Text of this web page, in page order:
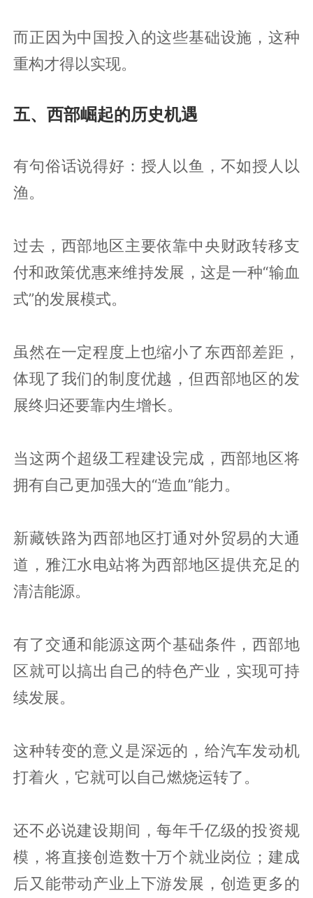
而正因为中国投入的这些基础设施，这种
重构才得以实现。
五、西部崛起的历史机遇
有句俗话说得好：授人以鱼，不如授人以
渔。
过去，西部地区主要依靠中央财政转移支
付和政策优惠来维持发展，这是一种“输血
式”的发展模式。
虽然在一定程度上也缩小了东西部差距，
体现了我们的制度优越，但西部地区的发
展终归还要靠内生增长。
当这两个超级工程建设完成，西部地区将
拥有自己更加强大的“造血”能力。
新藏铁路为西部地区打通对外贸易的大通
道，雅江水电站将为西部地区提供充足的
清洁能源。
有了交通和能源这两个基础条件，西部地
区就可以搞出自己的特色产业，实现可持
续发展。
这种转变的意义是深远的，给汽车发动机
打着火，它就可以自己燃烧运转了。
还不必说建设期间，每年千亿级的投资规
模，将直接创造数十万个就业岗位；建成
后又能带动产业上下游发展，创造更多的